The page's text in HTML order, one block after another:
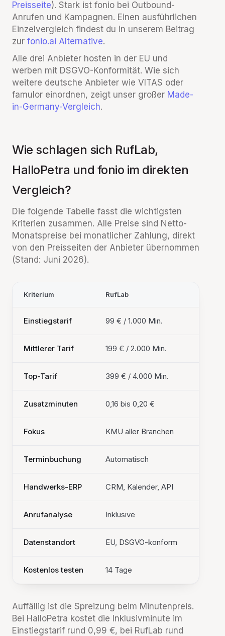
Preisseite). Stark ist fonio bei Outbound-
Anrufen und Kampagnen. Einen ausführlichen
Einzelvergleich findest du in unserem Beitrag
zur fonio.ai Alternative.
Alle drei Anbieter hosten in der EU und
werben mit DSGVO-Konformität. Wie sich
weitere deutsche Anbieter wie VITAS oder
famulor einordnen, zeigt unser großer Made-
in-Germany-Vergleich.
Wie schlagen sich RufLab,
HalloPetra und fonio im direkten
Vergleich?
Die folgende Tabelle fasst die wichtigsten
Kriterien zusammen. Alle Preise sind Netto-
Monatspreise bei monatlicher Zahlung, direkt
von den Preisseiten der Anbieter übernommen
(Stand: Juni 2026).
Kriterium RufLab
Einstiegstarif 99 € / 1.000 Min.
Mittlerer Tarif 199 € / 2.000 Min.
Top-Tarif 399 € / 4.000 Min.
Zusatzminuten 0,16 bis 0,20 €
Fokus KMU aller Branchen
Terminbuchung Automatisch
Handwerks-ERP CRM, Kalender, API
Anrufanalyse Inklusive
Datenstandort EU, DSGVO-konform
Kostenlos testen 14 Tage
Auffällig ist die Spreizung beim Minutenpreis.
Bei HalloPetra kostet die Inklusivminute im
Einstiegstarif rund 0,99 €, bei RufLab rund